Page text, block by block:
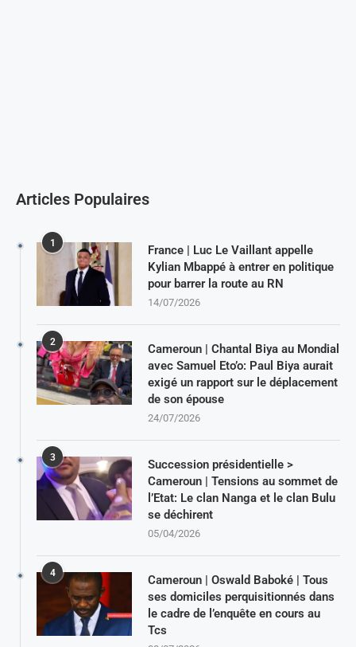
Articles Populaires
1
France | Luc Le Vaillant appelle
Kylian Mbappé à entrer en politique
pour barrer la route au RN
14/07/2026
2
Cameroun | Chantal Biya au Mondial
avec Samuel Eto’o: Paul Biya aurait
exigé un rapport sur le déplacement
de son épouse
24/07/2026
3
Succession présidentielle >
Cameroun | Tensions au sommet de
l’Etat: Le clan Nanga et le clan Bulu
se déchirent
05/04/2026
4
Cameroun | Oswald Baboké | Tous
ses domiciles perquisitionnés dans
le cadre de l’enquête en cours au
Tcs